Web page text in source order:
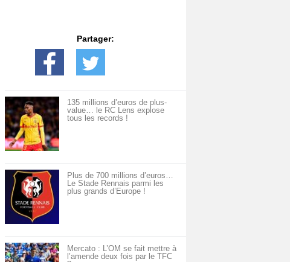
Partager:
135 millions d’euros de plus-
value… le RC Lens explose
tous les records !
Plus de 700 millions d’euros…
Le Stade Rennais parmi les
plus grands d’Europe !
Mercato : L’OM se fait mettre à
l’amende deux fois par le TFC